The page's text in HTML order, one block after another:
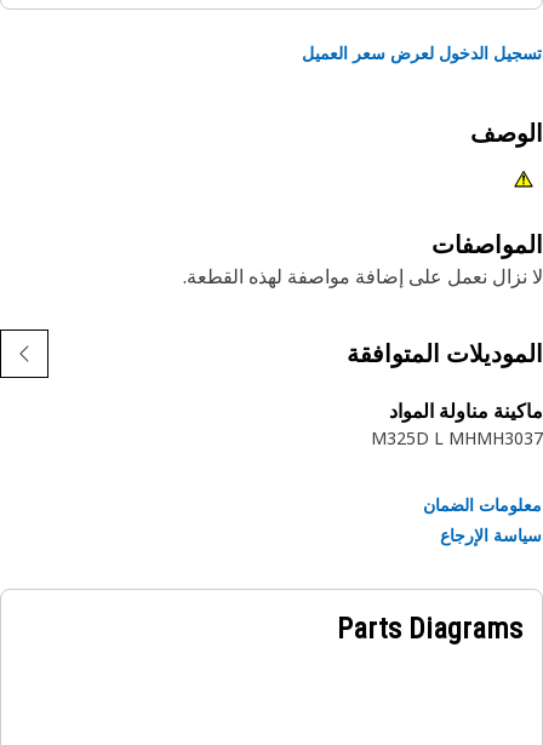
الدخول لعرض سعر العميل
نعمل على إضافة مواصفة لهذه القطعة.
المتوافقة
مناولة المواد
M325D L MH
الضمان
الإرجاع
Parts Diagrams